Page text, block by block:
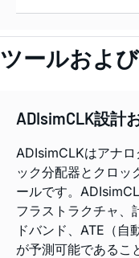
ツールおよ
ADIsimCLK設計
ADIsimCLKはアナ
ック分配器とクロッ
ールです。
フラストラクチャ、
ドバンド、ATE（自
が予測可能であるこ